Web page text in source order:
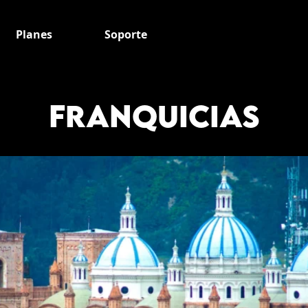
Planes Soporte
FRANQUICIAS